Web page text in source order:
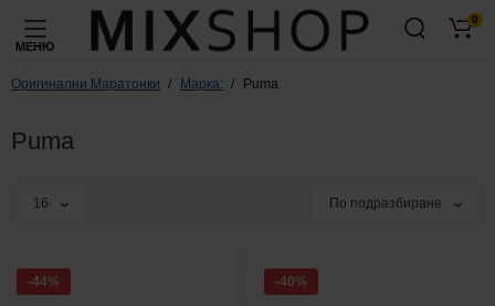
МЕНЮ
0
Оригинални Маратонки Марка: Puma
Puma
16 По подразбиране
-44% -40%